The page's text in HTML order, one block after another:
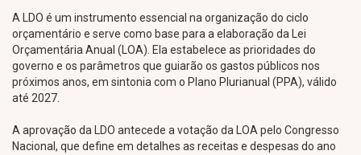
A LDO é um instrumento essencial na organização do ciclo
orçamentário e serve como base para a elaboração da Lei
Orçamentária Anual (LOA). Ela estabelece as prioridades do
governo e os parâmetros que guiarão os gastos públicos nos
próximos anos, em sintonia com o Plano Plurianual (PPA), válido
até 2027.
A aprovação da LDO antecede a votação da LOA pelo Congresso
Nacional, que define em detalhes as receitas e despesas do ano